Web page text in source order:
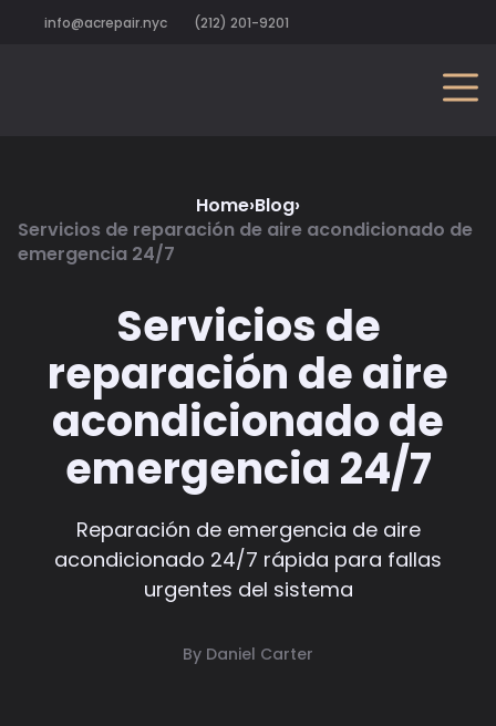
info@acrepair.nyc (212) 201-9201
Home›Blog›
Servicios de reparación de aire acondicionado de
emergencia 24/7
Servicios de
reparación de aire
acondicionado de
emergencia 24/7
Reparación de emergencia de aire
acondicionado 24/7 rápida para fallas
urgentes del sistema
By Daniel Carter